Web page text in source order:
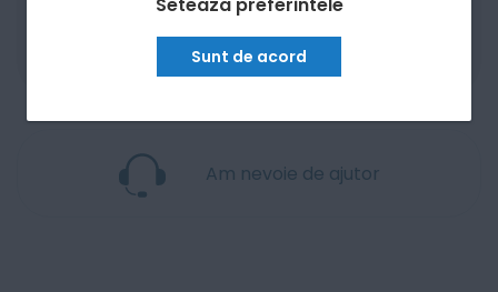
Sunt de acord
Produsele sunt disponibile pe platforma de
achizitii publiceSEAP/SICAP
Am nevoie de ajutor